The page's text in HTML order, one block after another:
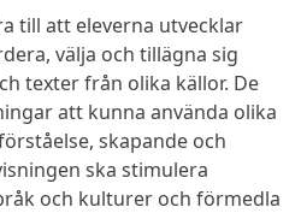
till att eleverna utvecklar
välja och tillägna sig
texter från olika källor. De
att kunna använda olika
skapande och
ska stimulera
och kulturer och förmedla